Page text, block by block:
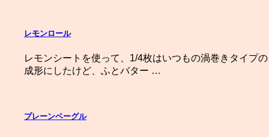
レモンロール
レモンシートを使って、1/4枚はいつもの渦巻きタイプの
成形にしたけど、ふとバター …
プレーンベーグル